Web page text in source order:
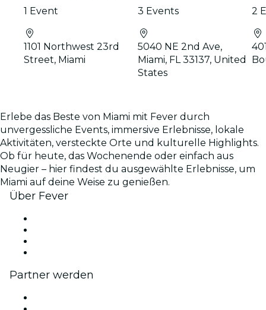
1 Event
1101 Northwest 23rd
Street, Miami
3 Events
5040 NE 2nd Ave,
Miami, FL 33137, United
States
2
Erlebe das Beste von Miami mit Fever durch
unvergessliche Events, immersive Erlebnisse, lokale
Aktivitäten, versteckte Orte und kulturelle Highlights.
Ob für heute, das Wochenende oder einfach aus
Neugier – hier findest du ausgewählte Erlebnisse, um
Miami auf deine Weise zu genießen.
Über Fever
Partner werden